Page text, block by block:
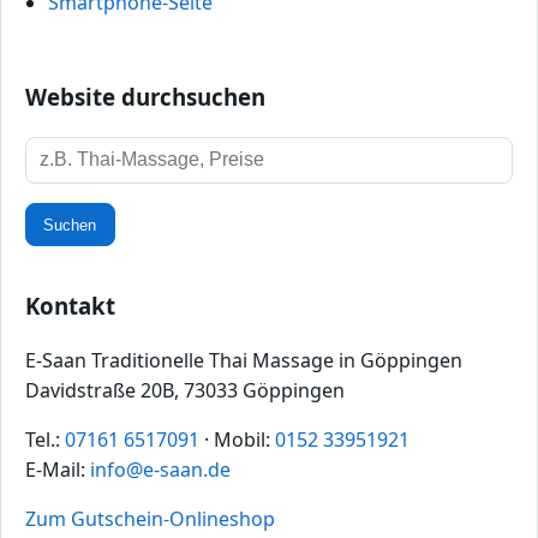
Website durchsuchen
Suchbegriff
Suchen
Kontakt
E-Saan Traditionelle Thai Massage in Göppingen
Davidstraße 20B, 73033 Göppingen
Tel.: 07161 6517091 · Mobil: 0152 33951921
E-Mail: info@e-saan.de
Zum Gutschein-Onlineshop